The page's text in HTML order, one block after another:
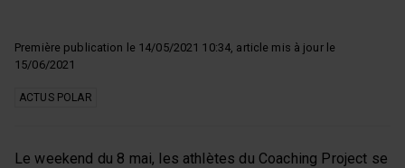
Première publication le 14/05/2021 10:34, article mis à jour le
15/06/2021
ACTUS POLAR
Le weekend du 8 mai, les athlètes du Coaching Project se